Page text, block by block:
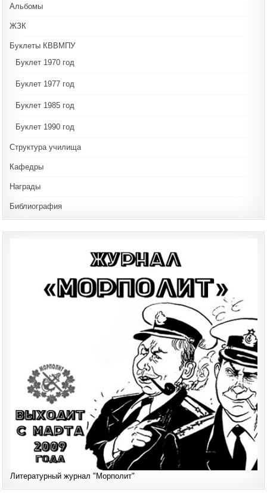
Альбомы
ЖЗК
Буклеты КВВМПУ
Буклет 1970 год
Буклет 1977 год
Буклет 1985 год
Буклет 1990 год
Структура училища
Кафедры
Награды
Библиография
Литературный журнал "Морполит"